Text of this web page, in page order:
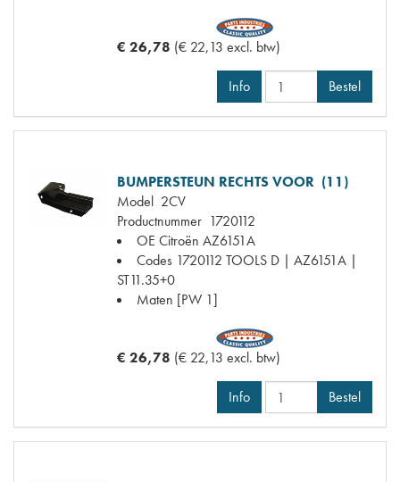
€ 26,78 (€ 22,13 excl. btw)
Info Bestel
BUMPERSTEUN RECHTS VOOR (11)
Model 2CV
Productnummer 1720112
OE Citroën AZ6151A
Codes 1720112 TOOLS D | AZ6151A |
ST11.35+0
Maten [PW 1]
€ 26,78 (€ 22,13 excl. btw)
Info Bestel